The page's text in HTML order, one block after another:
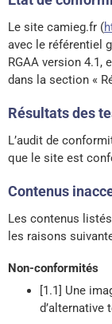
Le site camieg.fr (
avec le référentiel
RGAA version 4.1,
dans la section «
Résultats des
L’audit de
que le site est
Contenus
Les contenus
les raisons
Non-conformités
[1.1] Une
d’alternative